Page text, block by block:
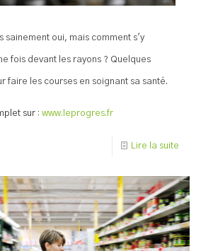
sainement oui, mais comment s'y
fois devant les rayons ? Quelques
faire les courses en soignant sa santé.
sur : www.leprogres.fr
Lire la suite